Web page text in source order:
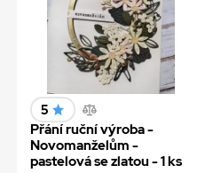
5
Přání ruční výroba -
Novomanželům -
pastelová se zlatou - 1 ks